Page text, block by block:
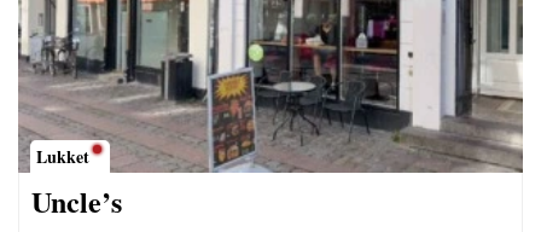
Lukket
Uncle’s